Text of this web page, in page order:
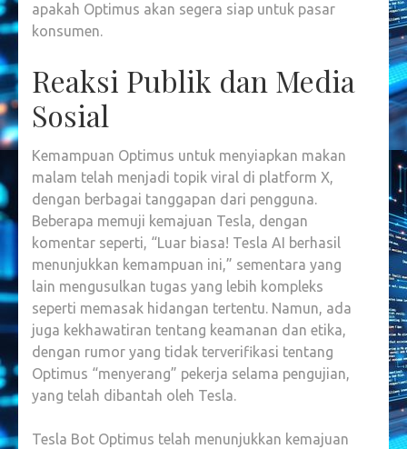
apakah Optimus akan segera siap untuk pasar
konsumen.
Reaksi Publik dan Media
Sosial
Kemampuan Optimus untuk menyiapkan makan
malam telah menjadi topik viral di platform X,
dengan berbagai tanggapan dari pengguna.
Beberapa memuji kemajuan Tesla, dengan
komentar seperti, “Luar biasa! Tesla AI berhasil
menunjukkan kemampuan ini,” sementara yang
lain mengusulkan tugas yang lebih kompleks
seperti memasak hidangan tertentu. Namun, ada
juga kekhawatiran tentang keamanan dan etika,
dengan rumor yang tidak terverifikasi tentang
Optimus “menyerang” pekerja selama pengujian,
yang telah dibantah oleh Tesla.
Tesla Bot Optimus telah menunjukkan kemajuan